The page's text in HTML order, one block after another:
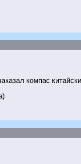
компас